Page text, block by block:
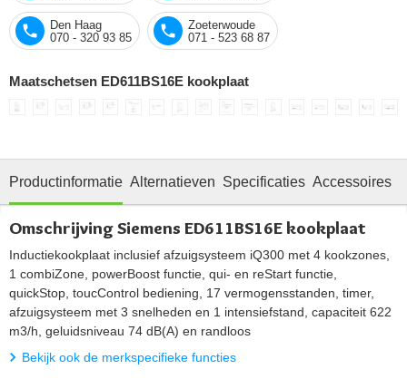
Den Haag
070 - 320 93 85
Zoeterwoude
071 - 523 68 87
Maatschetsen ED611BS16E kookplaat
Productinformatie Alternatieven Specificaties Accessoires
Omschrijving Siemens ED611BS16E kookplaat
Inductiekookplaat inclusief afzuigsysteem iQ300 met 4 kookzones,
1 combiZone, powerBoost functie, qui- en reStart functie,
quickStop, toucControl bediening, 17 vermogensstanden, timer,
afzuigsysteem met 3 snelheden en 1 intensiefstand, capaciteit 622
m3/h, geluidsniveau 74 dB(A) en randloos
Bekijk ook de merkspecifieke functies